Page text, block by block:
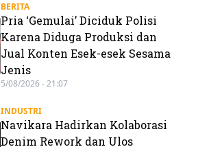
BERITA
Pria ‘Gemulai’ Diciduk Polisi
Karena Diduga Produksi dan
Jual Konten Esek-esek Sesama
Jenis
5/08/2026 - 21:07
INDUSTRI
Navikara Hadirkan Kolaborasi
Denim Rework dan Ulos